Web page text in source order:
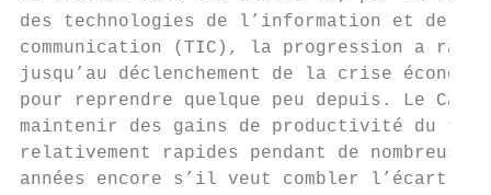
des technologies de l’information et de
communication (TIC), la progression a
jusqu’au déclenchement de la crise
pour reprendre quelque peu depuis. Le
maintenir des gains de productivité du
relativement rapides pendant de
années encore s’il veut combler l’écart